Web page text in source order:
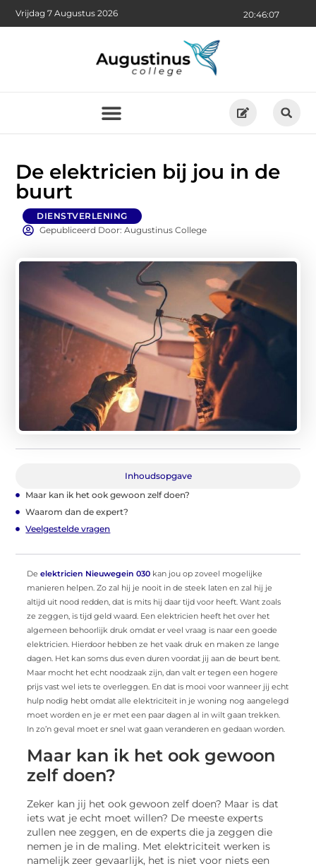
20:46:09
Vrijdag 7 Augustus 2026
De elektricien bij jou in de
buurt
DIENSTVERLENING
Gepubliceerd Door: Augustinus College
Inhoudsopgave
Maar kan ik het ook gewoon zelf doen?
Waarom dan de expert?
Veelgestelde vragen
Deelektricien Nieuwegein 030 kan jou op zoveel mogelijke
manieren helpen. Zo zal hij je nooit in de steek laten en zal hij je
altijd uit nood redden, dat is mits hij daar tijd voor heeft. Want zoals
ze zeggen, is tijd geld waard. Een elektricien heeft het over het
algemeen behoorlijk druk omdat er veel vraag is naar een goede
elektricien. Hierdoor hebben ze het vaak druk en maken ze lange
dagen. Het kan soms dus even duren voordat jij aan de beurt bent.
Maar mocht het echt noodzaak zijn, dan valt er tegen een hogere
prijs vast wel iets te overleggen. En dat is mooi voor wanneer jij echt
hulp nodig hebt omdat alle elektriciteit in je woning nog aangelegd
moet worden en je er met een paar dagen al in wilt gaan trekken.
In zo’n geval moet er snel wat gaan veranderen en gedaan worden.
Maar kan ik het ook gewoon
zelf doen?
Zeker kan jij het ook gewoon zelf doen? Maar is dat
iets wat je echt moet willen? De meeste experts
zullen nee zeggen, en de experts die ja zeggen die
nemen je in de maling. Met elektriciteit werken is
namelijk zeer gevaarlijk, het is niet voor niets een